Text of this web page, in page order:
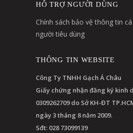
HỖ TRỢ NGƯỜI DÙNG
Chính sách bảo vệ thông tin
người tiêu dùng
THÔNG TIN WEBSITE
Công Ty TNHH Gạch Á Châu
Giấy chứng nhận đăng ký kinh
0309262709 do Sở KH-ĐT
ngày 3 tháng 8 năm 2009.
Sđt: 028 73099139